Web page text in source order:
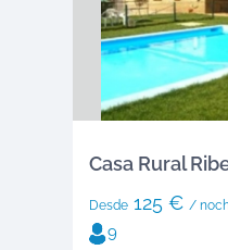
Casa Rural
Desde125 € /
9